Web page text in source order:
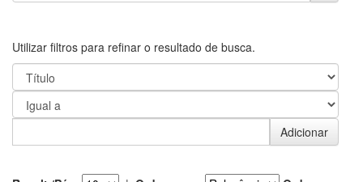
Utilizar filtros para refinar o resultado de busca.